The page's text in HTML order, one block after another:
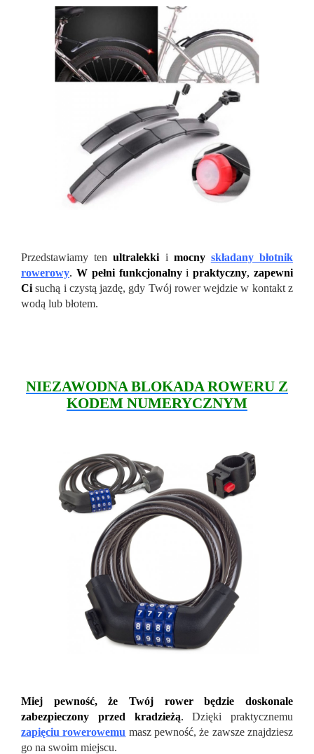
Przedstawiamy tenultralekki i mocny składany błotnik
rowerowy. W pełni funkcjonalnyipraktyczny,zapewni
Ci suchą i czystą jazdę, gdy Twój rower wejdzie w kontakt z
wodą lub błotem.
NIEZAWODNA BLOKADA ROWERU Z
KODEM NUMERYCZNYM
Miej pewność, że Twój rower będzie doskonale
zabezpieczony przed kradzieżą. Dzięki praktycznemu
zapięciu rowerowemu masz pewność, że zawsze znajdziesz
go na swoim miejscu.